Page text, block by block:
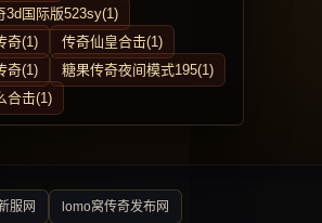
3d国际版523sy(1)
奇(1)
传奇仙皇合击(1)
奇(1)
糖果传奇夜间模式195(1)
合击(1)
服网 lomo窝传奇发布网